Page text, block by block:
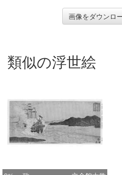
画像をダウンロ
類似の浮世絵